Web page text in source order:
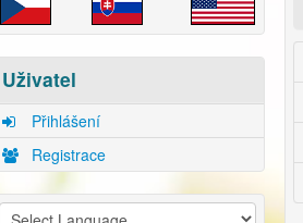
Uživatel
Přihlášení
Registrace